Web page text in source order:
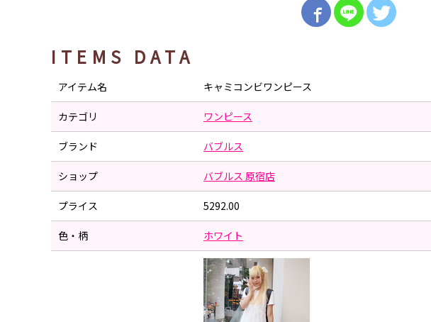
ITEMS DATA
アイテム名 キャミコンビワンピース
カテゴリ ワンピース
ブランド バブルス
ショップ バブルス 原宿店
プライス 5292.00
色・柄 ホワイト